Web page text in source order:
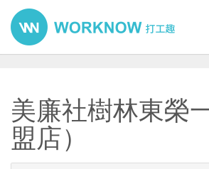
美廉社樹林東榮
盟店）